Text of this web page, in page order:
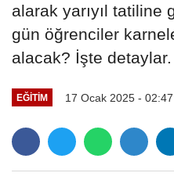
alarak yarıyıl tatiline
gün öğrenciler
alacak? İşte detaylar.
EĞITIM 17 Ocak 2025 - 02:47